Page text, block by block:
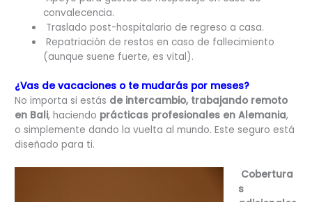
convalecencia.
Traslado post-hospitalario de regreso a casa.
Repatriación de restos en caso de fallecimiento
(aunque suene fuerte, es vital).
¿Vas de vacaciones o te mudarás por meses?
No importa si estás de intercambio, trabajando remoto
en Bali, haciendo prácticas profesionales en Alemania,
o simplemente dando la vuelta al mundo. Este seguro está
diseñado para ti.
Cobertura
s